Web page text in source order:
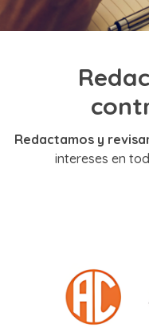
Redactamos y
intereses en